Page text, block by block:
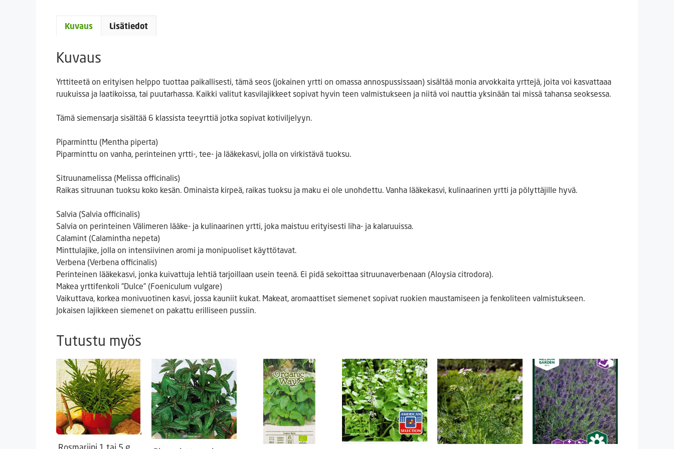
Kuvaus Lisätiedot
Kuvaus
Yrttiteetä on erityisen helppo tuottaa paikallisesti, tämä seos (jokainen yrtti on omassa annospussissaan) sisältää monia arvokkaita yrttejä, joita voi kasvattaaa
ruukuissa ja laatikoissa, tai puutarhassa. Kaikki valitut kasvilajikkeet sopivat hyvin teen valmistukseen ja niitä voi nauttia yksinään tai missä tahansa seoksessa.
Tämä siemensarja sisältää 6 klassista teeyrttiä jotka sopivat kotiviljelyyn.
Piparminttu (Mentha piperta)
Piparminttu on vanha, perinteinen yrtti-, tee- ja lääkekasvi, jolla on virkistävä tuoksu.
Sitruunamelissa (Melissa officinalis)
Raikas sitruunan tuoksu koko kesän. Ominaista kirpeä, raikas tuoksu ja maku ei ole unohdettu. Vanha lääkekasvi, kulinaarinen yrtti ja pölyttäjille hyvä.
Salvia (Salvia officinalis)
Salvia on perinteinen Välimeren lääke- ja kulinaarinen yrtti, joka maistuu erityisesti liha- ja kalaruuissa.
Calamint (Calamintha nepeta)
Minttulajike, jolla on intensiivinen aromi ja monipuoliset käyttötavat.
Verbena (Verbena officinalis)
Perinteinen lääkekasvi, jonka kuivattuja lehtiä tarjoillaan usein teenä. Ei pidä sekoittaa sitruunaverbenaan (Aloysia citrodora).
Makea yrttifenkoli ”Dulce” (Foeniculum vulgare)
Vaikuttava, korkea monivuotinen kasvi, jossa kauniit kukat. Makeat, aromaattiset siemenet sopivat ruokien maustamiseen ja fenkoliteen valmistukseen.
Jokaisen lajikkeen siemenet on pakattu erilliseen pussiin.
Tutustu myös